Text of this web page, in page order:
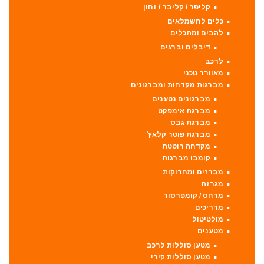
קליפר / קליבר / זחון
כלים לחשמלאים
להבים ומתכלים
דיבלים וברגים
לרכב
מאוורר טכני
מברגות מקדחות ומברגונים
מברגונים נטענים
מברגת אימפקט
מברגת גבס
מברגת פוטר קלאץ'
מקדחה רוטטת
קומבו מברגות
מברזים ומחרוקות
מגרזת
מדחס / קומפרסור
מדריכים
מולטיטול
מטענים
מטען סוללות לרכב
מטען סוללות קירי